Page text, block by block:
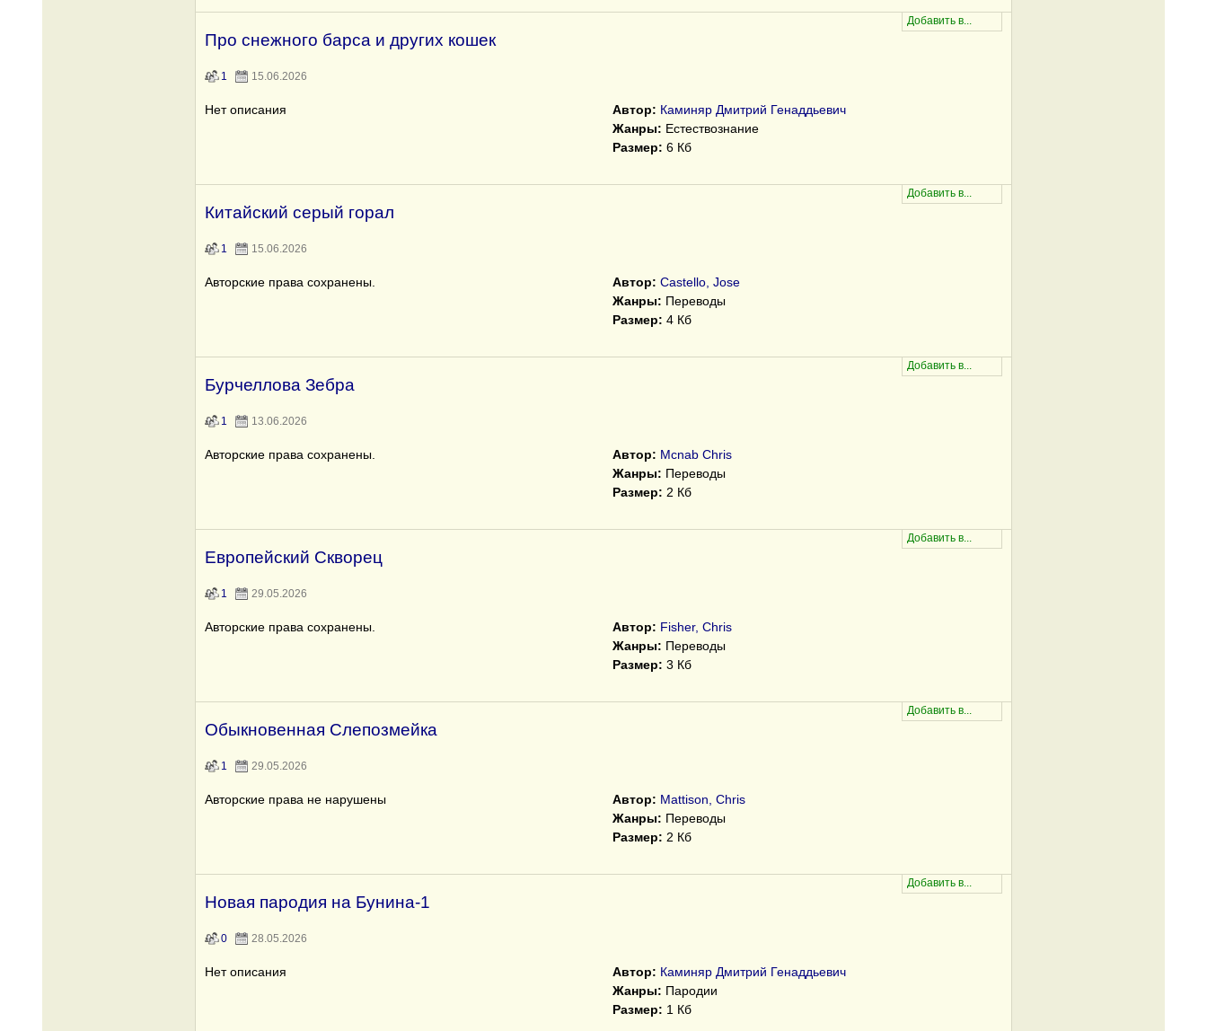
Про снежного барса и других кошек
1 15.06.2026
Нет описания Автор: Каминяр Дмитрий Генаддьевич
Жанры: Естествознание
Размер: 6 Кб
Китайский серый горал
1 15.06.2026
Авторские права сохранены. Автор: Castello, Jose
Жанры: Переводы
Размер: 4 Кб
Бурчеллова Зебра
1 13.06.2026
Авторские права сохранены. Автор: Mcnab Chris
Жанры: Переводы
Размер: 2 Кб
Европейский Скворец
1 29.05.2026
Авторские права сохранены. Автор: Fisher, Chris
Жанры: Переводы
Размер: 3 Кб
Обыкновенная Слепозмейка
1 29.05.2026
Авторские права не нарушены Автор: Mattison, Chris
Жанры: Переводы
Размер: 2 Кб
Hoвая пародия на Бунина-1
0 28.05.2026
Нет описания Автор: Каминяр Дмитрий Генаддьевич
Жанры: Пародии
Размер: 1 Кб